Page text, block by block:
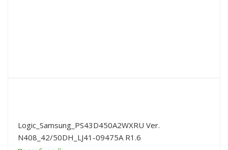
Logic_Samsung_PS43D450A2WXRU Ver.
N408_42/50DH_LJ41-09475A R1.6